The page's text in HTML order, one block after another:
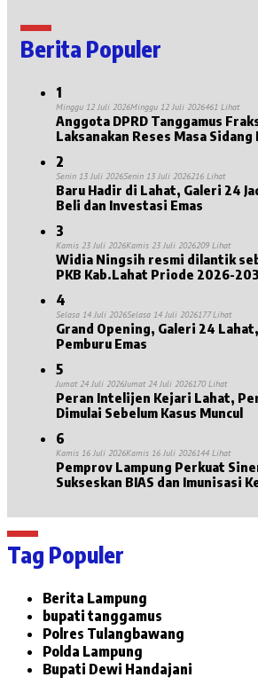
Berita Populer
1
Minggu 12 Juli 2026Minggu 12 Juli 2026461 Lihat
Anggota DPRD Tanggamus Fraksi PKB Nuzul Irsan
Laksanakan Reses Masa
2
Senin 13 Juli 2026Senin 13 Juli 2026216 Lihat
Baru Hadir di Lahat, Galeri 24
Beli dan Investasi Emas
3
Kamis 23 Juli 2026Kamis 23 Juli 2026209 Lihat
Widia Ningsih resmi dilantik
PKB Kab.Lahat Priode 2026-
4
Selasa 14 Juli 2026Selasa 14 Juli 2026177 Lihat
Grand Opening, Galeri 24
Pemburu Emas
5
Jumat 24 Juli 2026Jumat 24 Juli 2026170 Lihat
Peran Intelijen Kejari Lahat,
Dimulai Sebelum Kasus Muncul
6
Kamis 16 Juli 2026Kamis 16 Juli 2026144 Lihat
Pemprov Lampung Perkuat
Sukseskan BIAS dan Imunisasi
Tag Populer
Berita Lampung
bupati tanggamus
Polres Tulangbawang
Polda Lampung
Bupati Dewi Handajani